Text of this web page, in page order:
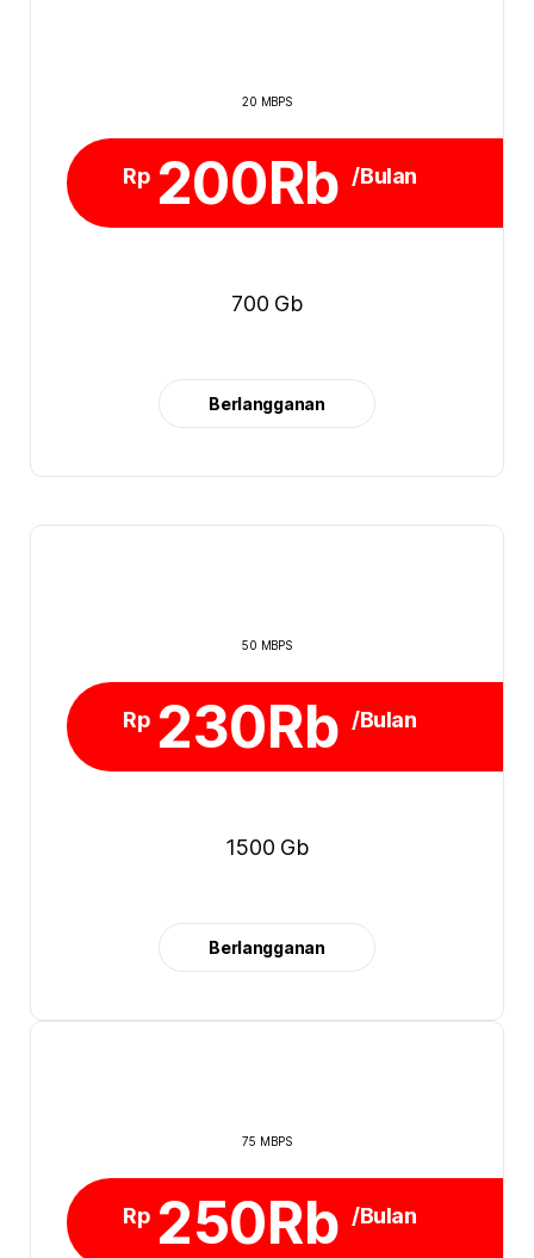
20 MBPS
Rp 200Rb /Bulan
700 Gb
Berlangganan
50 MBPS
Rp 230Rb /Bulan
1500 Gb
Berlangganan
75 MBPS
Rp 250Rb /Bulan